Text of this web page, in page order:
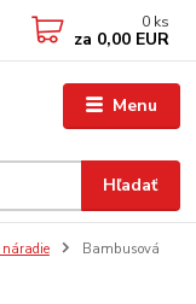
Menu
Hľadať
0 ks
za 0,00 EUR
náradie
Bambusová